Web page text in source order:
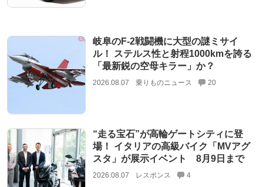
岐阜のF-2戦闘機に大型の謎ミサイ
ル！ ステルス性と射程1000kmを誇る
「最新鋭の空母キラー」か？
2026.08.07 乗りものニュース 20
“走る宝石”が高輪ゲートシティに登
場！ イタリアの高級バイク「MVアグ
スタ」が展示イベント 8月9日まで
2026.08.07 レスポンス 4